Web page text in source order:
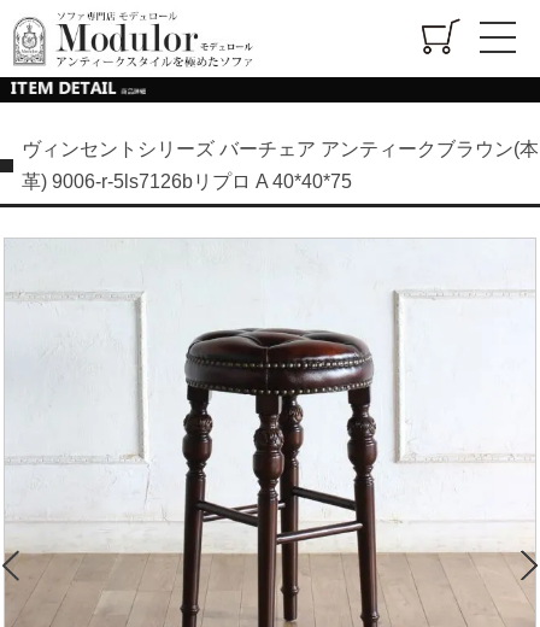
ヴィンセントシリーズ バーチェア アンティークブラウン(本
革) 9006-r-5ls7126bリプロ A 40*40*75